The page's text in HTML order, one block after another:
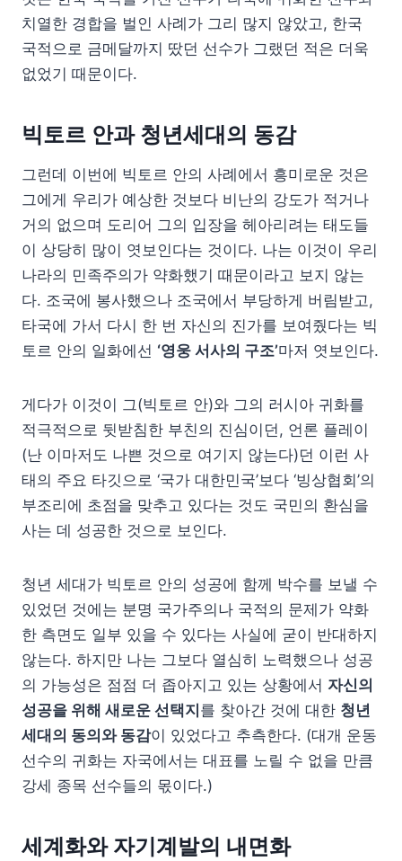
치열한 경합을 벌인 사례가 그리 많지 않았고, 한국
국적으로 금메달까지 땄던 선수가 그랬던 적은 더욱
없었기 때문이다.
빅토르 안과 청년세대의 동감
그런데 이번에 빅토르 안의 사례에서 흥미로운 것은
그에게 우리가 예상한 것보다 비난의 강도가 적거나
거의 없으며 도리어 그의 입장을 헤아리려는 태도들
이 상당히 많이 엿보인다는 것이다. 나는 이것이 우리
나라의 민족주의가 약화했기 때문이라고 보지 않는
다. 조국에 봉사했으나 조국에서 부당하게 버림받고,
타국에 가서 다시 한 번 자신의 진가를 보여줬다는 빅
토르 안의 일화에선 ‘영웅 서사의 구조’마저 엿보인다.
게다가 이것이 그(빅토르 안)와 그의 러시아 귀화를
적극적으로 뒷받침한 부친의 진심이던, 언론 플레이
(난 이마저도 나쁜 것으로 여기지 않는다)던 이런 사
태의 주요 타깃으로 ‘국가 대한민국’보다 ‘빙상협회’의
부조리에 초점을 맞추고 있다는 것도 국민의 환심을
사는 데 성공한 것으로 보인다.
청년 세대가 빅토르 안의 성공에 함께 박수를 보낼 수
있었던 것에는 분명 국가주의나 국적의 문제가 약화
한 측면도 일부 있을 수 있다는 사실에 굳이 반대하지
않는다. 하지만 나는 그보다 열심히 노력했으나 성공
의 가능성은 점점 더 좁아지고 있는 상황에서 자신의
성공을 위해 새로운 선택지 를 찾아간 것에 대한 청년
세대의 동의와 동감이 있었다고 추측한다. (대개 운동
선수의 귀화는 자국에서는 대표를 노릴 수 없을 만큼
강세 종목 선수들의 몫이다.)
세계화와 자기계발의 내면화